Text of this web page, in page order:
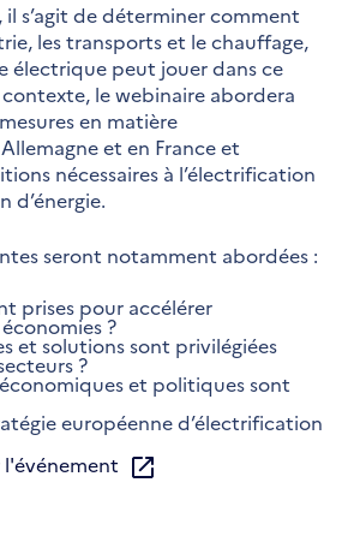
il s’agit de déterminer comment
les transports et le chauffage,
électrique peut jouer dans ce
contexte, le webinaire abordera
en matière
et en France et
nécessaires à l’électrification
d’énergie.
seront notamment abordées :
prises pour accélérer
?
et solutions sont privilégiées
?
et politiques sont
européenne d’électrification
l'événement